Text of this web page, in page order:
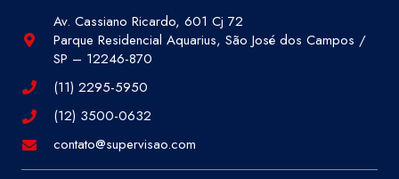
Av. Cassiano Ricardo, 601 Cj 72
Parque Residencial Aquarius, São José dos Campos /
SP – 12246-870
(11) 2295-5950
(12) 3500-0632
contato@supervisao.com